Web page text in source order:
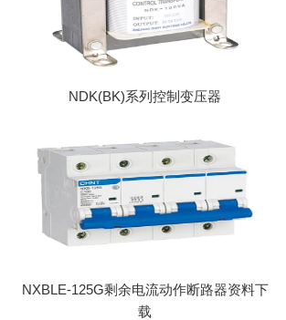
NDK(BK)系列控制变压器
NXBLE-125G剩余电流动作断路器资料下
载